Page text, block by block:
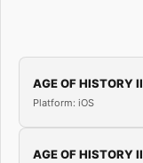
AGE OF HISTORY II
Platform: iOS
AGE OF HISTORY II